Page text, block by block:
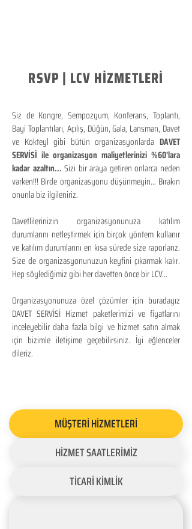
RSVP | LCV HİZMETLERİ
Siz de Kongre, Sempozyum, Konferans, Toplantı,
Bayi Toplantıları, Açılış, Düğün, Gala, Lansman, Davet
ve Kokteyl gibi bütün organizasyonlarda DAVET
SERVİSİ ile organizasyon maliyetlerinizi %60'lara
kadar azaltın...Sizi bir araya getiren onlarca neden
varken!!! Birde organizasyonu düşünmeyin... Bırakın
onunla biz ilgileniriz.
Davetlilerinizin organizasyonunuza katılım
durumlarını netleştirmek için birçok yöntem kullanır
ve katılım durumlarını en kısa sürede size raporlarız.
Size de organizasyonunuzun keyfini çıkarmak kalır.
Hep söylediğimiz gibi her davetten önce bir LCV...
Organizasyonunuza özel çözümler için buradayız
DAVET SERVİSİ Hizmet paketlerimizi ve fiyatlarını
inceleyebilir daha fazla bilgi ve hizmet satın almak
için bizimle iletişime geçebilirsiniz. İyi eğlenceler
dileriz.
MÜŞTERİ HİZMETLERİ
HİZMET SAATLERİMİZ
TİCARİ KİMLİK